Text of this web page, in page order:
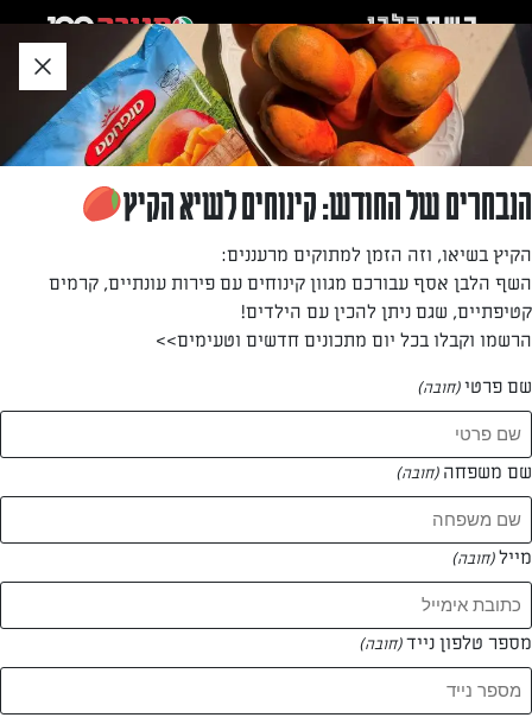
לאזור
תוכן
תחתון
חזרה לעמוד הבית
נורית בן חמו
—
המתכונים של
1 מתכונים
הנבחרים של החודש: קינוחים לשיא הקיץ
הקיץ בשיאו, וזה הזמן למתוקים מרעננים:
השף הלבן אסף עבורכם מגוון קינוחים עם פירות עונתיים, קרמים
קטיפתיים, שגם ניתן להכין עם הילדים!
הרשמו וקבלו בכל יום מתכונים חדשים וטעימים>>
שם פרטי(חובה)
שם משפחה (חובה)
מייל(חובה)
מספר טלפון נייד(חובה)